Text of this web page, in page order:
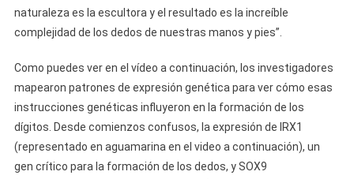
naturaleza es la escultora y el resultado es la increíble
complejidad de los dedos de nuestras manos y pies”.
Como puedes ver en el vídeo a continuación, los investigadores
mapearon patrones de expresión genética para ver cómo esas
instrucciones genéticas influyeron en la formación de los
dígitos. Desde comienzos confusos, la expresión de IRX1
(representado en aguamarina en el video a continuación), un
gen crítico para la formación de los dedos, y SOX9